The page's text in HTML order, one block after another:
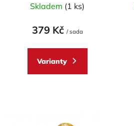
hodnocení
produktu
5,0
z
Skladem (1 ks)
379 Kč / sada
Varianty